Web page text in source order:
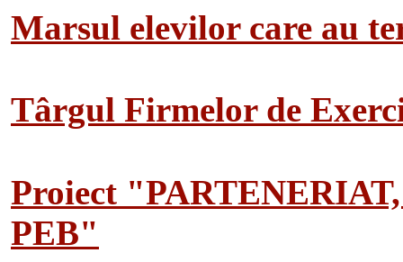
Marsul elevilor care au
Târgul Firmelor de
Proiect
PEB"